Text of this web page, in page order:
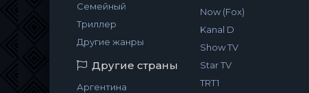
Семейный
Триллер
Другие жанры
Другие страны
Аргентина
Now (Fox)
Kanal D
Show TV
Star TV
TRT1